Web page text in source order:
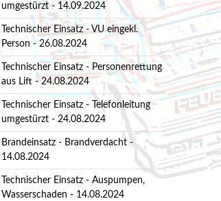
umgestürzt - 14.09.2024
Technischer Einsatz - VU eingekl.
Person - 26.08.2024
Technischer Einsatz - Personenrettung
aus Lift - 24.08.2024
Technischer Einsatz - Telefonleitung
umgestürzt - 24.08.2024
Brandeinsatz - Brandverdacht -
14.08.2024
Technischer Einsatz - Auspumpen,
Wasserschaden - 14.08.2024